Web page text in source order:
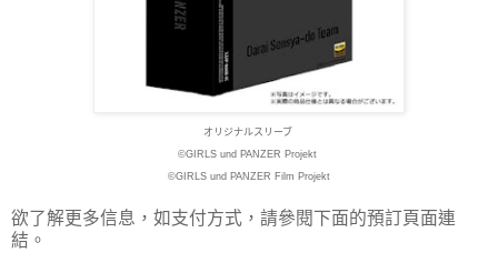
オリジナルスリーブ
©GIRLS und PANZER Projekt
©GIRLS und PANZER Film Projekt
欲了解更多信息，如支付方式，請參閱下面的預訂頁面連
結。